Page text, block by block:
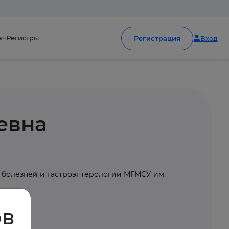
Регистры Регистрация Вход
и гастроэнтерологии МГМСУ им.